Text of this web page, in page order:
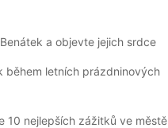
a objevte jejich srdce
během letních prázdninových
10 nejlepších zážitků ve městě